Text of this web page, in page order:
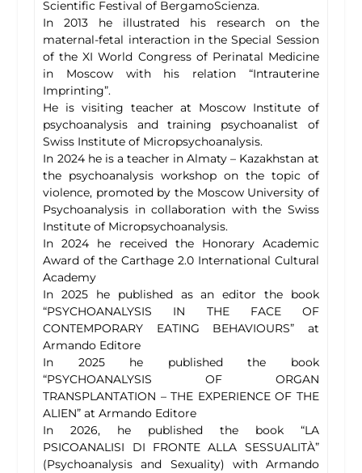
Scientific Festival of BergamoScienza.
In 2013 he illustrated his research on the
maternal-fetal interaction in the Special Session
of the XI World Congress of Perinatal Medicine
in Moscow with his relation “Intrauterine
Imprinting”.
He is visiting teacher at Moscow Institute of
psychoanalysis and training psychoanalist of
Swiss Institute of Micropsychoanalysis.
In 2024 he is a teacher in Almaty – Kazakhstan at
the psychoanalysis workshop on the topic of
violence, promoted by the Moscow University of
Psychoanalysis in collaboration with the Swiss
Institute of Micropsychoanalysis.
In 2024 he received the Honorary Academic
Award of the Carthage 2.0 International Cultural
Academy
In 2025 he published as an editor the book
“PSYCHOANALYSIS IN THE FACE OF
CONTEMPORARY EATING BEHAVIOURS” at
Armando Editore
In 2025 he published the book
“PSYCHOANALYSIS OF ORGAN
TRANSPLANTATION – THE EXPERIENCE OF THE
ALIEN” at Armando Editore
In 2026, he published the book “LA
PSICOANALISI DI FRONTE ALLA SESSUALITÀ”
(Psychoanalysis and Sexuality) with Armando